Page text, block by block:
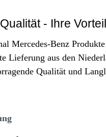
- Ihre
Mercedes-Benz Produkte
Lieferung aus den
Qualität und